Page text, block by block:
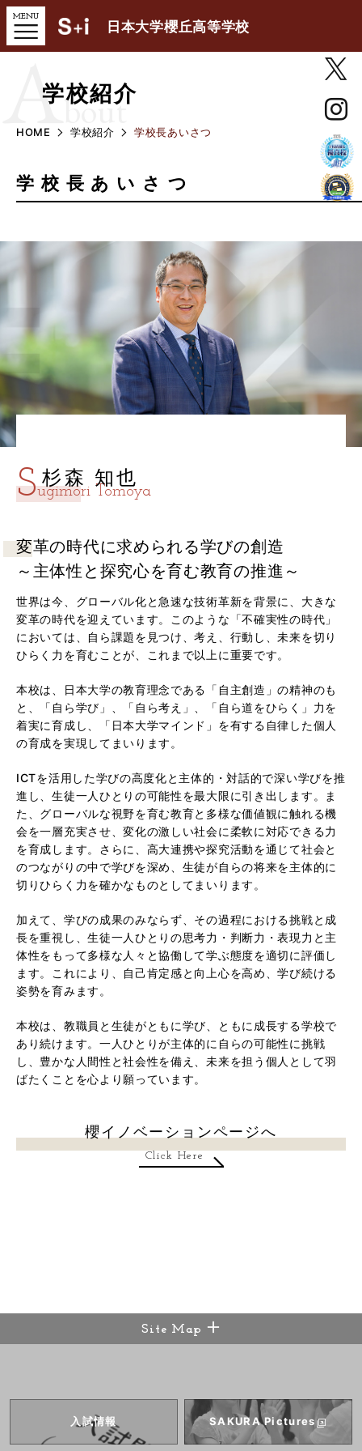
日本大学櫻丘高等学校
学校紹介
About
HOME 学校紹介 学校長あいさつ
学校長あいさつ
杉森 知也
Sugimori Tomoya
変革の時代に求められる学びの創造
～主体性と探究心を育む教育の推進～
世界は今、グローバル化と急速な技術革新を背景に、大きな
変革の時代を迎えています。このような「不確実性の時代」
においては、自ら課題を見つけ、考え、行動し、未来を切り
ひらく力を育むことが、これまで以上に重要です。
本校は、日本大学の教育理念である「自主創造」の精神のも
と、「自ら学び」、「自ら考え」、「自ら道をひらく」力を
着実に育成し、「日本大学マインド」を有する自律した個人
の育成を実現してまいります。
ICTを活用した学びの高度化と主体的・対話的で深い学びを推
進し、生徒一人ひとりの可能性を最大限に引き出します。ま
た、グローバルな視野を育む教育と多様な価値観に触れる機
会を一層充実させ、変化の激しい社会に柔軟に対応できる力
を育成します。さらに、高大連携や探究活動を通じて社会と
のつながりの中で学びを深め、生徒が自らの将来を主体的に
切りひらく力を確かなものとしてまいります。
加えて、学びの成果のみならず、その過程における挑戦と成
長を重視し、生徒一人ひとりの思考力・判断力・表現力と主
体性をもって多様な人々と協働して学ぶ態度を適切に評価し
ます。これにより、自己肯定感と向上心を高め、学び続ける
姿勢を育みます。
本校は、教職員と生徒がともに学び、ともに成長する学校で
あり続けます。一人ひとりが主体的に自らの可能性に挑戦
し、豊かな人間性と社会性を備え、未来を担う個人として羽
ばたくことを心より願っています。
櫻イノベーションページへ
Click Here
Site Map
入試情報 SAKURAPictures